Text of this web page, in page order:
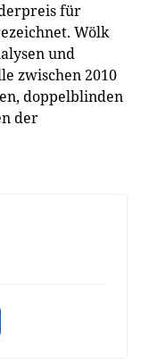
für
Wölk
und
zwischen 2010
doppelblinden
der